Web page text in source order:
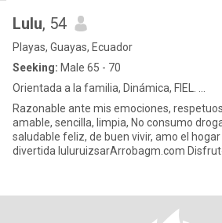
Lulu, 54
Playas, Guayas, Ecuador
Seeking: Male 65 - 70
Orientada a la familia, Dinámica, FIEL. ...
Razonable ante mis emociones,
amable, sencilla, limpia, No consumo drogas ni medicinas
saludable feliz, de buen vivir, amo el